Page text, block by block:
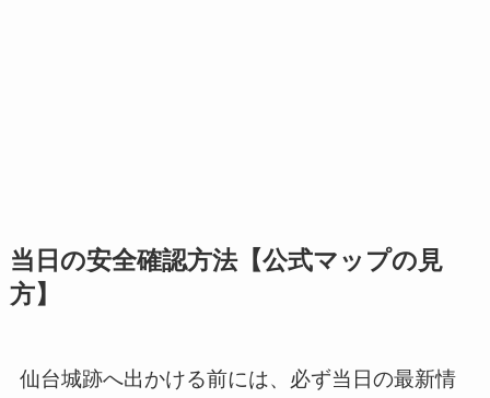
当日の安全確認方法【公式マップの見
方】
仙台城跡へ出かける前には、必ず当日の最新情